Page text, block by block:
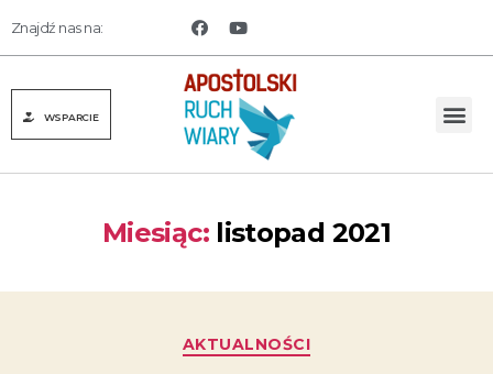
Znajdź nas na:
WSPARCIE
Miesiąc: listopad 2021
AKTUALNOŚCI